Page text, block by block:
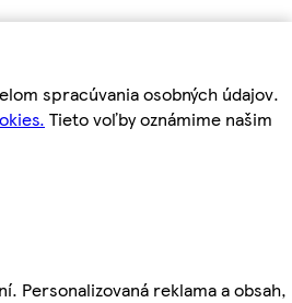
spracúvania osobných údajov.
Tieto voľby oznámime našim
Personalizovaná reklama a obsah,